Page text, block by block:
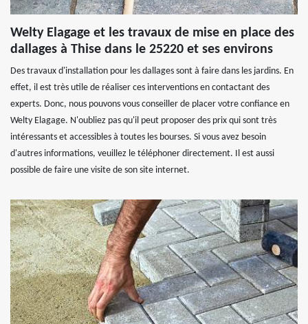
Welty Elagage et les travaux de mise en place des
dallages à Thise dans le 25220 et ses environs
Des travaux d'installation pour les dallages sont à faire dans les jardins. En
effet, il est très utile de réaliser ces interventions en contactant des
experts. Donc, nous pouvons vous conseiller de placer votre confiance en
Welty Elagage. N'oubliez pas qu'il peut proposer des prix qui sont très
intéressants et accessibles à toutes les bourses. Si vous avez besoin
d'autres informations, veuillez le téléphoner directement. Il est aussi
possible de faire une visite de son site internet.